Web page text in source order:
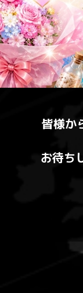
皆様か
お待ち